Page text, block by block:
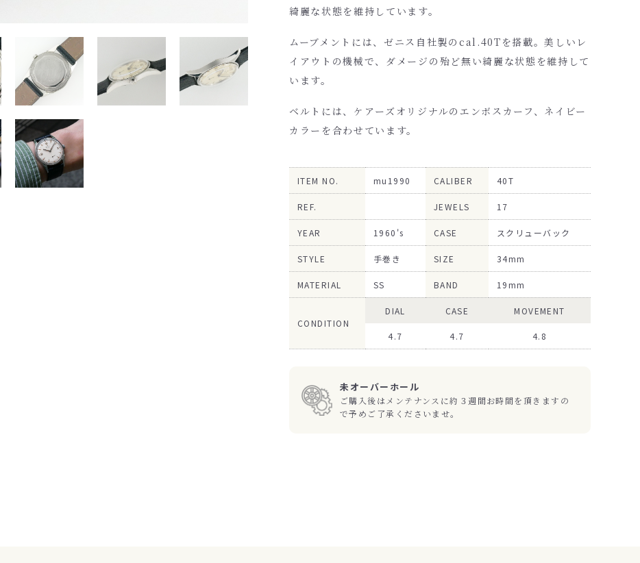
綺麗な状態を維持しています。
ムーブメントには、ゼニス自社製のcal.40Tを搭載。美しいレ
イアウトの機械で、ダメージの殆ど無い綺麗な状態を維持して
います。
ベルトには、 ケアーズオリジナルのエンボスカーフ、ネイビー
カラー を合わせています。
ITEM NO. mu1990 CALIBER 40T
REF. JEWELS 17
YEAR 1960's CASE スクリューバック
STYLE 手巻き SIZE 34mm
MATERIAL SS BAND 19mm
CONDITION
DIAL CASE MOVEMENT
4.7 4.7 4.8
未オーバーホール
ご購入後はメンテナンスに約３週間お時間を頂きますの
で予めご了承くださいませ。